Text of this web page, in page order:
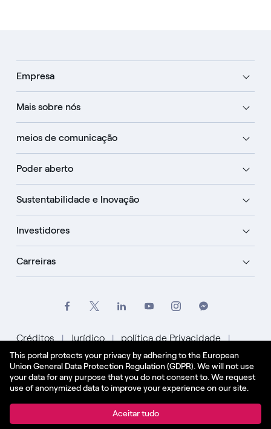
This portal protects your privacy by adhering to the European
Union General Data Protection Regulation (GDPR). We will not use
your data for any purpose that you do not consent to. We request
use of anonymized data to improve your experience on our site.
Aceitar tudo
Empresa
Mais sobre nós
meios de comunicação
Poder aberto
Sustentabilidade e Inovação
Investidores
Carreiras
Créditos Jurídico
política de Privacidade
Política de Cookies
Português
© Enel Spa Todos os direitos reservados Enel Spa